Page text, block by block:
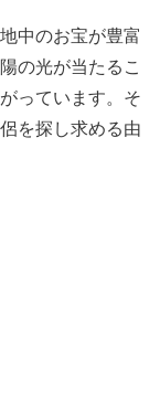
中のお宝が豊富
の光が当たるこ
っています。そ
を探し求める由